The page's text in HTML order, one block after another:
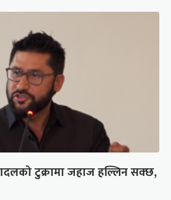
टुक्रामा जहाज हल्लिन सक्छ,